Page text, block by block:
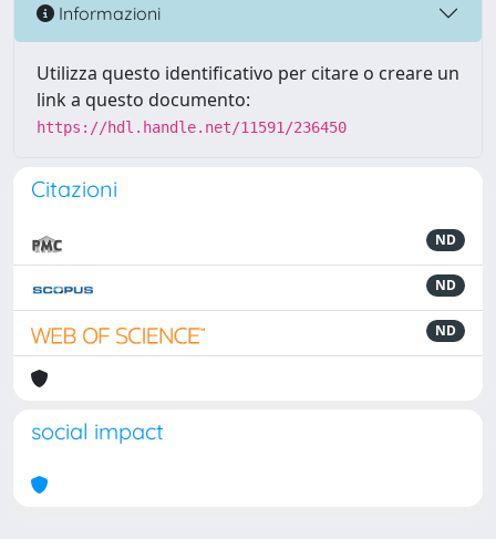
Informazioni
Utilizza questo identificativo per citare o creare un
link a questo documento:
https://hdl.handle.net/11591/236450
Citazioni
ND
ND
ND
social impact